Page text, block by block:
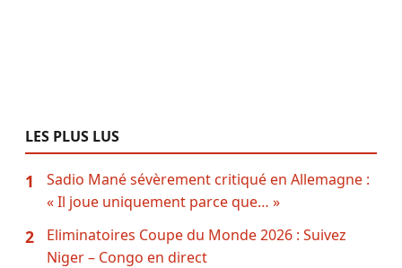
LES PLUS LUS
1
Sadio Mané sévèrement critiqué en Allemagne :
« Il joue uniquement parce que… »
2
Eliminatoires Coupe du Monde 2026 : Suivez
Niger – Congo en direct